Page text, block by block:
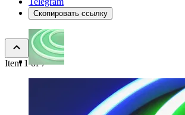
Скопировать ссылку
Item 1 of 7